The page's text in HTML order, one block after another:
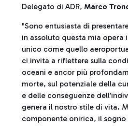
Delegato di ADR, Marco
"Sono entusiasta di
in assoluto questa mia opera
unico come quello
ci invita a riflettere sulla
oceani e ancor più
morte, sul potenziale della
e delle conseguenze
genera il nostro stile di vita.
componente onirica, il sogno